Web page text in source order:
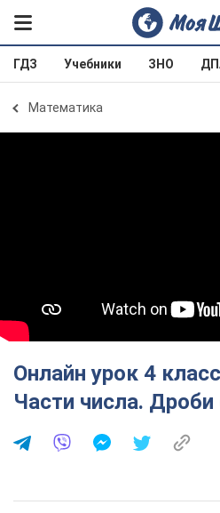
ГДЗ Учебники ЗНО
Математика
Онлайн урок 4
Части числа.